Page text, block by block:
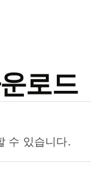
로드
수 있습니다.